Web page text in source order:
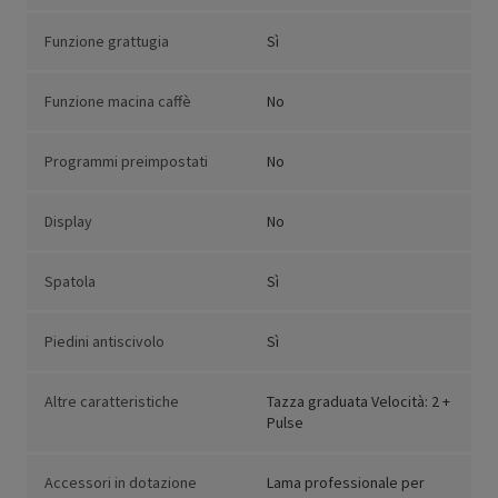
Funzione grattugia Sì
Funzione macina caffè No
Programmi preimpostati No
Display No
Spatola Sì
Piedini antiscivolo Sì
Altre caratteristiche
Tazza graduata Velocità: 2 +
Pulse
Accessori in dotazione
Lama professionale per